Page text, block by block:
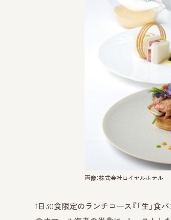
画像：株式会社ロイヤルホテル
1日30食限定のランチコース『「生」食